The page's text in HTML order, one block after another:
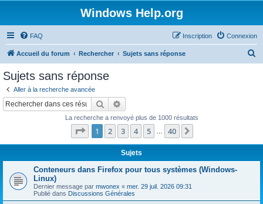
Windows Help.org
FAQ Connexion
Inscription
Accueil du forum Rechercher Sujets sans réponse
Sujets sans réponse
Aller à la recherche avancée
Rechercher
La recherche a renvoyé plus de 1000 résultats
Page 1sur40
1 2 3 4 5 40
Sujets
Conteneurs dans Firefox pour tous systèmes (Windows-
Linux)
Dernier message par mwonex « mer. 29 juil. 2026 09:31
Publié dans Discussions Générales